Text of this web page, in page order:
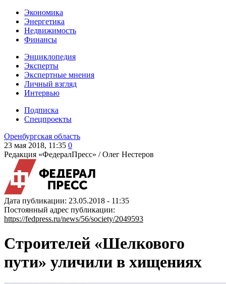
Экономика
Энергетика
Недвижимость
Финансы
Энциклопедия
Эксперты
Экспертные мнения
Личный взгляд
Интервью
Подписка
Спецпроекты
Оренбургская область
23 мая 2018, 11:35 0
Редакция «ФедералПресс» /Олег Нестеров
Дата публикации: 23.05.2018 - 11:35
Постоянный адрес публикации:
https://fedpress.ru/news/56/society/2049593
Строителей «Шелкового
пути» уличили в хищениях